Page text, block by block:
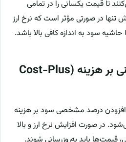
تا قیمت یکسانی را در تمامی
تنها در صورتی مؤثر است که نرخ ارز
سود به اندازه کافی بالا باشد.
3. قیمت‌گذاری مبتنی بر هزینه (Cost-Plus
افزودن درصد مشخصی سود بر هزینه
در صورت افزایش نرخ ارز و بالا